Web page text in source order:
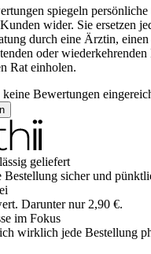
spiegeln
wider. Sie ersetzen
durch eine Ärztin,
oder
Rat einholen.
Bewertungen
geliefert
sicher und
Darunter nur 2,90 €.
im Fokus
wirklich jede Bestellung